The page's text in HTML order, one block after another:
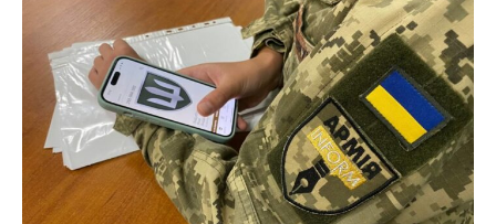
Криптовалюта
Робота і освіта
Публікації
ФОП